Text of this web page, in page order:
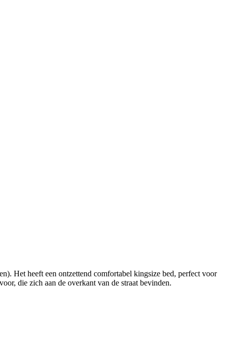
Het heeft een ontzettend comfortabel kingsize bed, perfect voor
die zich aan de overkant van de straat bevinden.